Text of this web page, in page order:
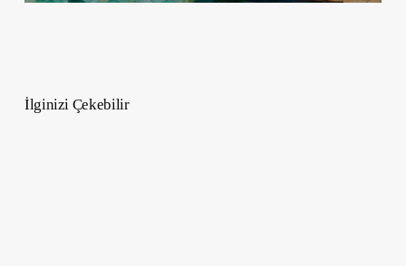
İlginizi Çekebilir